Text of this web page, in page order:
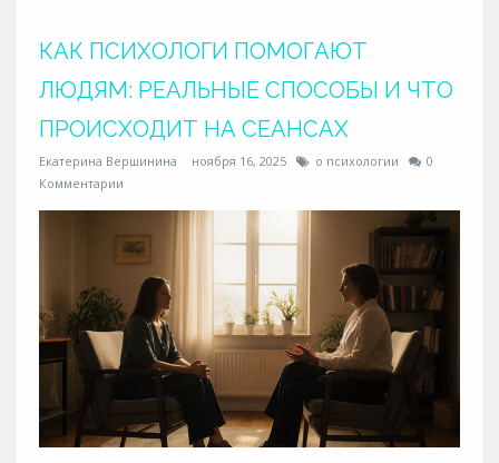
КАК ПСИХОЛОГИ ПОМОГАЮТ
ЛЮДЯМ: РЕАЛЬНЫЕ СПОСОБЫ И ЧТО
ПРОИСХОДИТ НА СЕАНСАХ
Екатерина Вершинина ноября 16, 2025 о психологии
0
Комментарии